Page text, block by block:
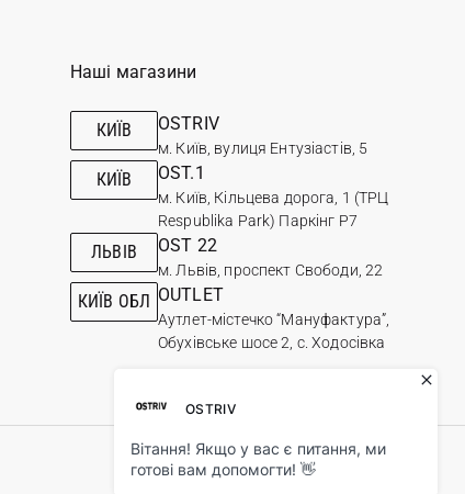
Наші магазини
КИЇВ OSTRIV
м. Київ, вулиця Ентузіастів, 5
КИЇВ OST.1
м. Київ, Кільцева дорога, 1 (ТРЦ
Respublika Park) Паркінг Р7
ЛЬВІВ OST 22
м. Львів, проспект Свободи, 22
КИЇВ ОБЛ OUTLET
Аутлет-містечко “Мануфактура”,
Обухівське шосе 2, с. Ходосівка